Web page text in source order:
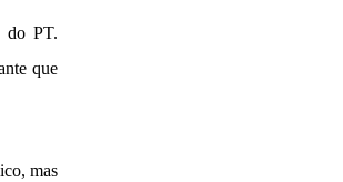
do PT.
que
mas